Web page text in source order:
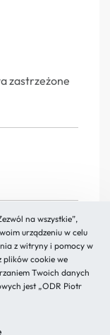
zastrzeżone
na wszystkie”,
urządzeniu w celu
z witryny i pomocy w
plików cookie we
Twoich danych
jest „ODR Piotr